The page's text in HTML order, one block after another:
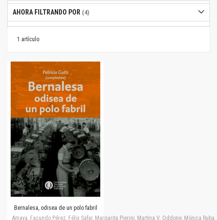
1 artículo
Bernalesa, odisea de un polo fabril
Amaya, Facundo Pérez, Félix Safar, Margarita Pierini, Martina V. Oddone, Mónica
AHORA FILTRANDO POR